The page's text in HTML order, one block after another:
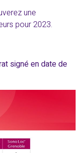
une
pour 2023.
signé en date de